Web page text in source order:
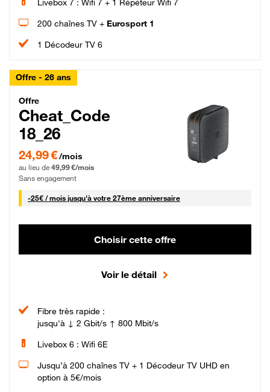
Livebox 7 : Wifi 7 + 1 Répéteur Wifi 7
200 chaînes TV + Eurosport 1
1 Décodeur TV 6
Offre - 26 ans
Cheat_Code Fibre_18_26
Offre
Cheat_Code
18_26
24,99 € par mois pendant 0 mois puis 49,99 € par mois, Sans engagement
24,99 €/mois
au lieu de 49,99 €/mois
Sans engagement
-25€ / mois25 € par mois
jusqu'à votre 27ème anniversaire
Choisir cette offre
Voir le détail
Fibre très rapide :
jusqu'à ↓ 2 Gbit/s ↑ 800 Mbit/s
Livebox 6 : Wifi 6E
Jusqu’à 200 chaînes TV + 1 Décodeur TV UHD en
option à 5€/mois